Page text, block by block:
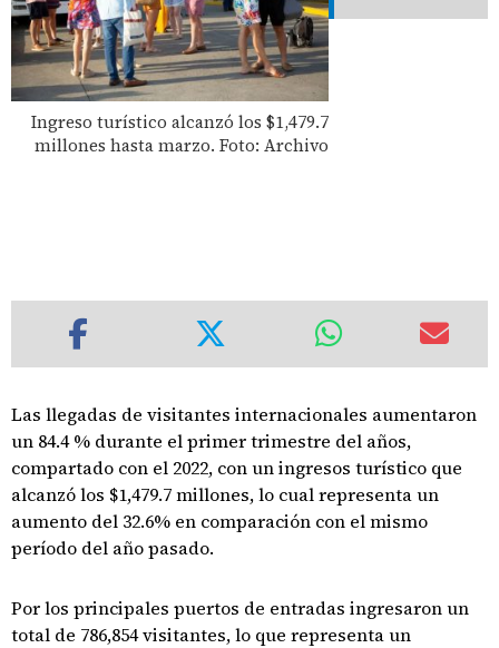
Ingreso turístico alcanzó los $1,479.7
millones hasta marzo. Foto: Archivo
Las llegadas de visitantes internacionales aumentaron
un 84.4 % durante el primer trimestre del años,
compartado con el 2022, con un ingresos turístico que
alcanzó los $1,479.7 millones, lo cual representa un
aumento del 32.6% en comparación con el mismo
período del año pasado.
Por los principales puertos de entradas ingresaron un
total de 786,854 visitantes, lo que representa un